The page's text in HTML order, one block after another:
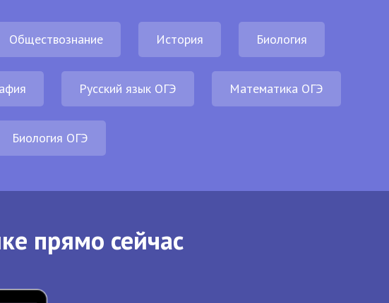
Обществознание История Биология
Русский язык ОГЭ Математика ОГЭ
Биология ОГЭ
прямо сейчас